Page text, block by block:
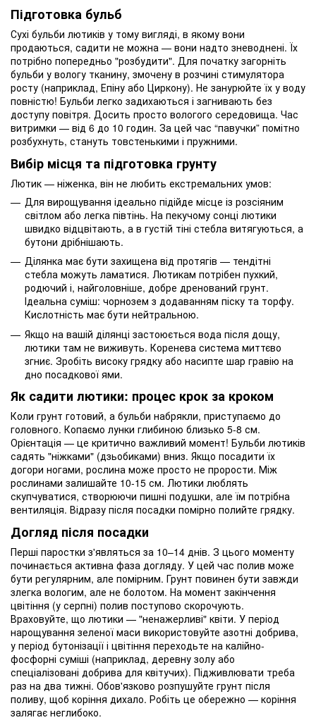
Підготовка бульб
Сухі бульби лютиків у тому вигляді, в якому вони
продаються, садити не можна — вони надто зневоднені. Їх
потрібно попередньо "розбудити". Для початку загорніть
бульби у вологу тканину, змочену в розчині стимулятора
росту (наприклад, Епіну або Циркону). Не занурюйте їх у воду
повністю! Бульби легко задихаються і загнивають без
доступу повітря. Досить просто вологого середовища. Час
витримки — від 6 до 10 годин. За цей час “павучки” помітно
розбухнуть, стануть товстенькими і пружними.
Вибір місця та підготовка грунту
Лютик — ніженка, він не любить екстремальних умов:
Для вирощування ідеально підійде місце із розсіяним
світлом або легка півтінь. На пекучому сонці лютики
швидко відцвітають, а в густій ​​тіні стебла витягуються, а
бутони дрібнішають.
Ділянка має бути захищена від протягів — тендітні
стебла можуть ламатися. Лютикам потрібен пухкий,
родючий і, найголовніше, добре дренований грунт.
Ідеальна суміш: чорнозем з додаванням піску та торфу.
Кислотність має бути нейтральною.
Якщо на вашій ділянці застоюється вода після дощу,
лютики там не виживуть. Коренева система миттєво
згниє. Зробіть високу грядку або насипте шар гравію на
дно посадкової ями.
Як садити лютики: процес крок за кроком
Коли грунт готовий, а бульби набрякли, приступаємо до
головного. Копаємо лунки глибиною близько 5-8 см.
Орієнтація — це критично важливий момент! Бульби лютиків
садять "ніжками" (дзьобиками) вниз. Якщо посадити їх
догори ногами, рослина може просто не прорости. Між
рослинами залишайте 10-15 см. Лютики люблять
скупчуватися, створюючи пишні подушки, але їм потрібна
вентиляція. Відразу після посадки помірно полийте грядку.
Догляд після посадки
Перші паростки з'являться за 10–14 днів. З цього моменту
починається активна фаза догляду. У цей час полив може
бути регулярним, але помірним. Грунт повинен бути завжди
злегка вологим, але не болотом. На момент закінчення
цвітіння (у серпні) полив поступово скорочують.
Враховуйте, що лютики — "ненажерливі" квіти. У період
нарощування зеленої маси використовуйте азотні добрива,
у період бутонізації і цвітіння переходьте на калійно-
фосфорні суміші (наприклад, деревну золу або
спеціалізовані добрива для квітучих). Підживлювати треба
раз на два тижні. Обов'язково розпушуйте грунт після
поливу, щоб коріння дихало. Робіть це обережно — коріння
залягає неглибоко.